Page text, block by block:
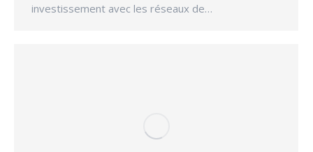
investissement avec les réseaux de…